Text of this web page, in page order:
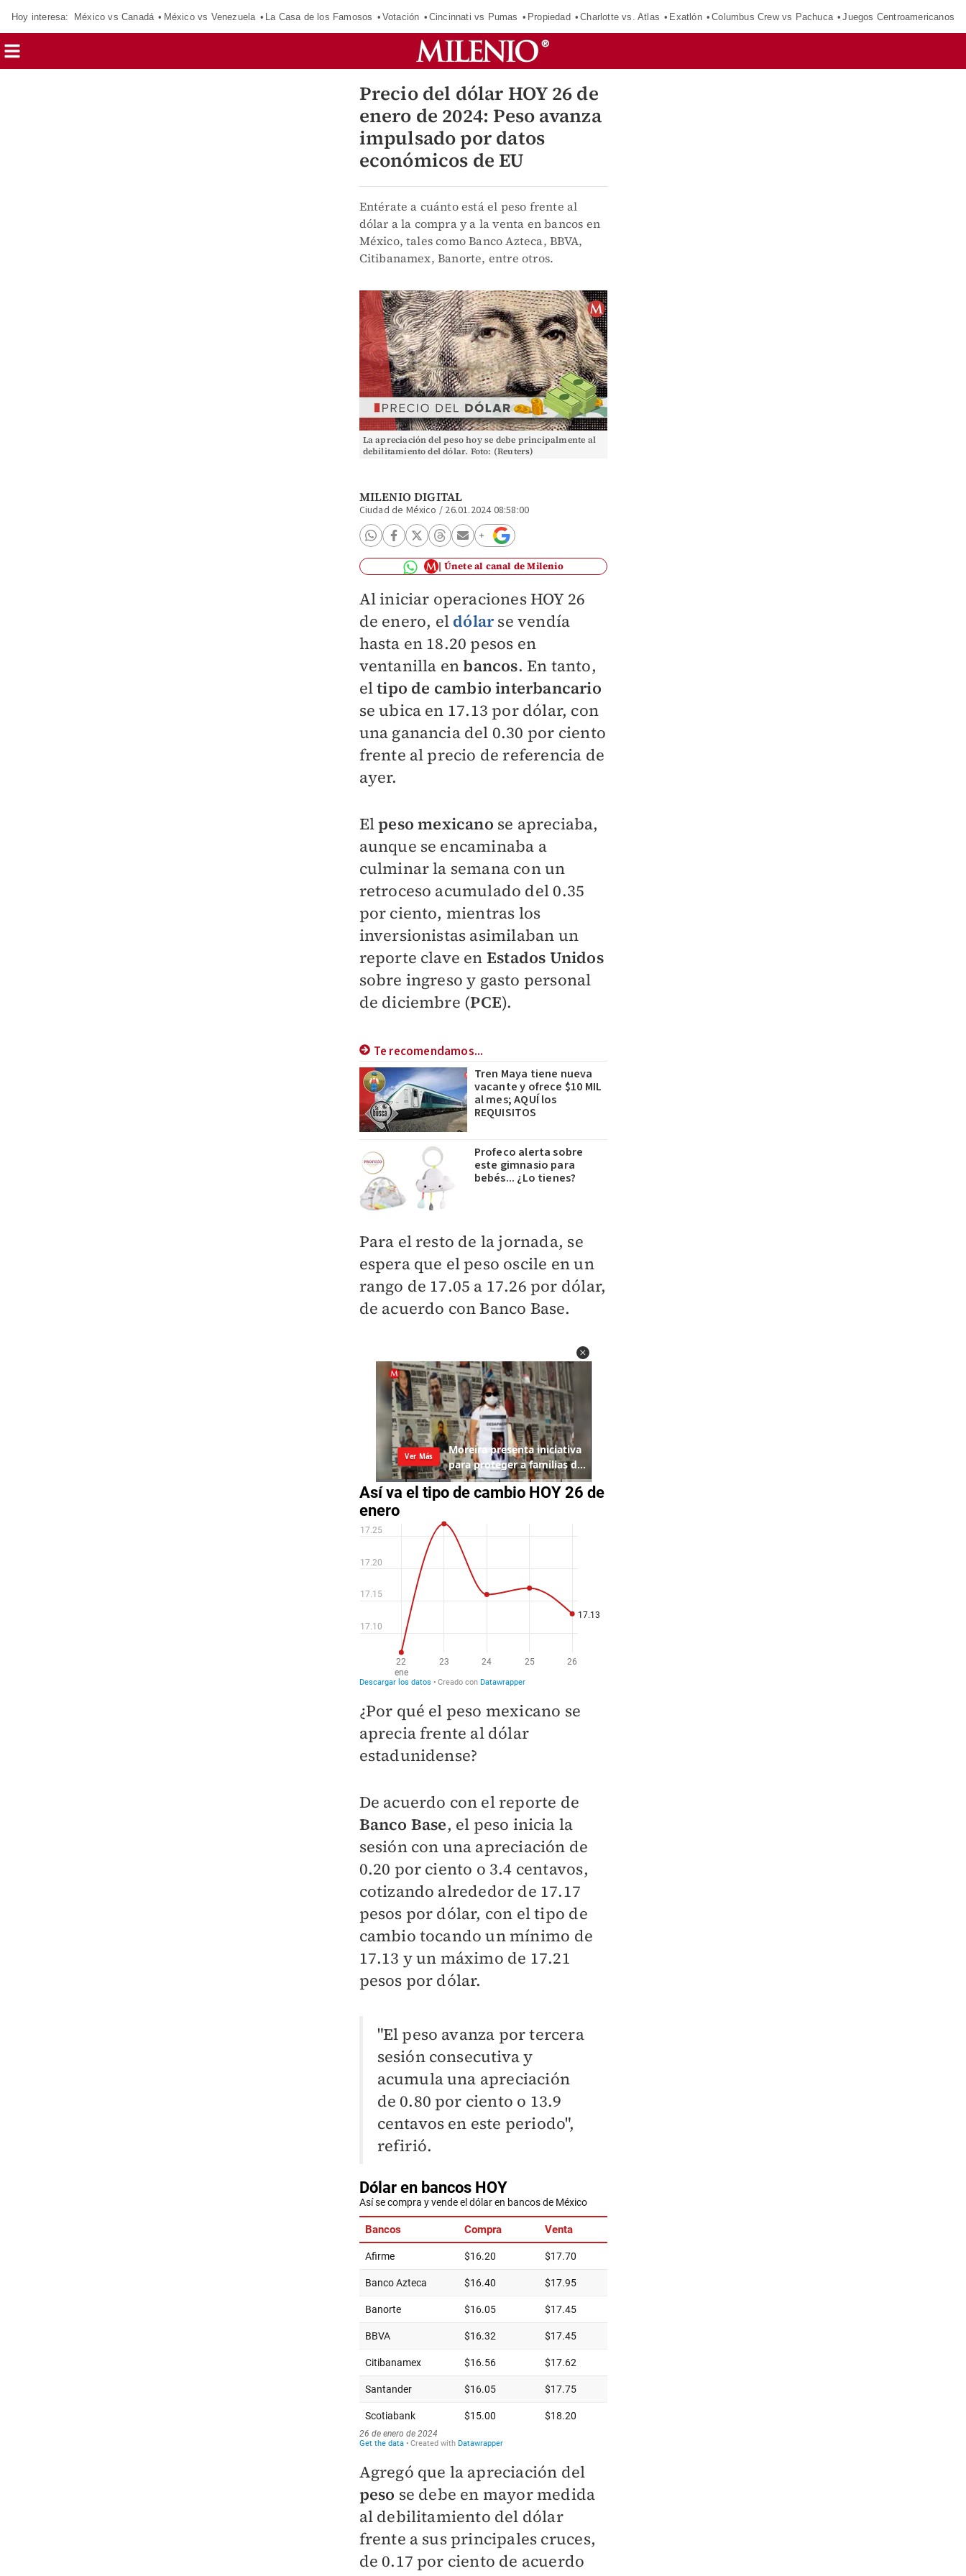
Hoy interesa: México vs Canadá México vs Venezuela La Casa de los Famosos Votación Cincinnati vs Pumas Propiedad Charlotte vs. Atlas Exatlón Columbus Crew vs Pachuca Juegos Centroamericanos
Precio del dólar HOY 26 de
enero de 2024: Peso avanza
impulsado por datos
económicos de EU
Entérate a cuánto está el peso frente al
dólar a la compra y a la venta en bancos en
México, tales como Banco Azteca, BBVA,
Citibanamex, Banorte, entre otros.
La apreciación del peso hoy se debe principalmente al
debilitamiento del dólar. Foto: (Reuters)
MILENIO DIGITAL
Ciudad de México / 26.01.2024 08:58:00
Únete al canal de Milenio
Al iniciar operaciones HOY 26
de enero, el dólarse vendía
hasta en 18.20 pesos en
ventanilla enbancos. En tanto,
eltipo de cambio interbancario
se ubica en 17.13 por dólar, con
una ganancia del 0.30 por ciento
frente al precio de referencia de
ayer.
Elpeso mexicano se apreciaba,
aunque se encaminaba a
culminar la semana con un
retroceso acumulado del 0.35
por ciento, mientras los
inversionistas asimilaban un
reporte clave en Estados Unidos
sobre ingreso y gasto personal
de diciembre (PCE).
Te recomendamos...
Tren Maya tiene nueva
vacante y ofrece $10 MIL
al mes; AQUÍ los
REQUISITOS
Profeco alerta sobre
este gimnasio para
bebés... ¿Lo tienes?
Para el resto de la jornada, se
espera que el peso oscile en un
rango de 17.05 a 17.26 por dólar,
de acuerdo con Banco Base.
¿Por qué el peso mexicano se
aprecia frente al dólar
estadunidense?
De acuerdo con el reporte de
Banco Base, el peso inicia la
sesión con una apreciación de
0.20 por ciento o 3.4 centavos,
cotizando alrededor de 17.17
pesos por dólar, con el tipo de
cambio tocando un mínimo de
17.13 y un máximo de 17.21
pesos por dólar.
"El peso avanza por tercera
sesión consecutiva y
acumula una apreciación
de 0.80 por ciento o 13.9
centavos en este periodo",
refirió.
Agregó que la apreciación del
peso se debe en mayor medida
al debilitamiento del dólar
frente a sus principales cruces,
de 0.17 por ciento de acuerdo